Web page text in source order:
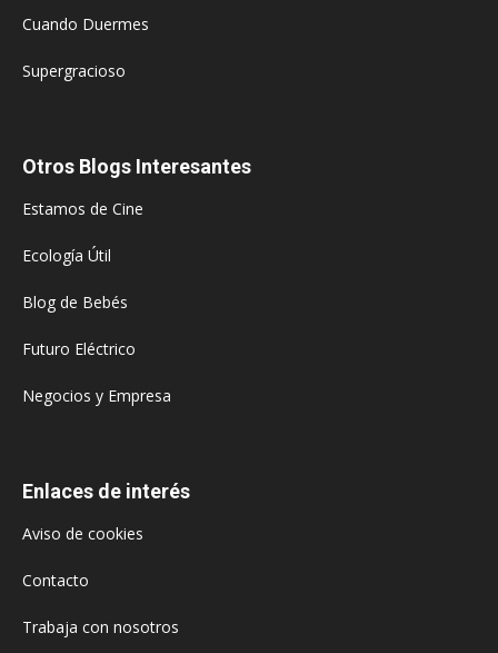
Cuando Duermes
Supergracioso
Otros Blogs Interesantes
Estamos de Cine
Ecología Útil
Blog de Bebés
Futuro Eléctrico
Negocios y Empresa
Enlaces de interés
Aviso de cookies
Contacto
Trabaja con nosotros